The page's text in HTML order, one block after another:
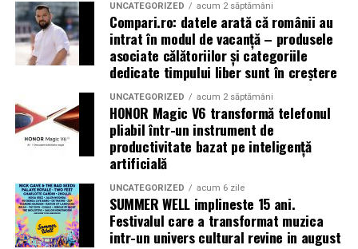
UNCATEGORIZED acum 2 săptămâni
Compari.ro: datele arată că românii au
intrat în modul de vacanță – produsele
asociate călătoriilor și categoriile
dedicate timpului liber sunt în creștere
UNCATEGORIZED acum 2 săptămâni
HONOR Magic V6 transformă telefonul
pliabil într-un instrument de
productivitate bazat pe inteligență
artificială
UNCATEGORIZED acum 6 zile
SUMMER WELL implineste 15 ani.
Festivalul care a transformat muzica
intr-un univers cultural revine in august